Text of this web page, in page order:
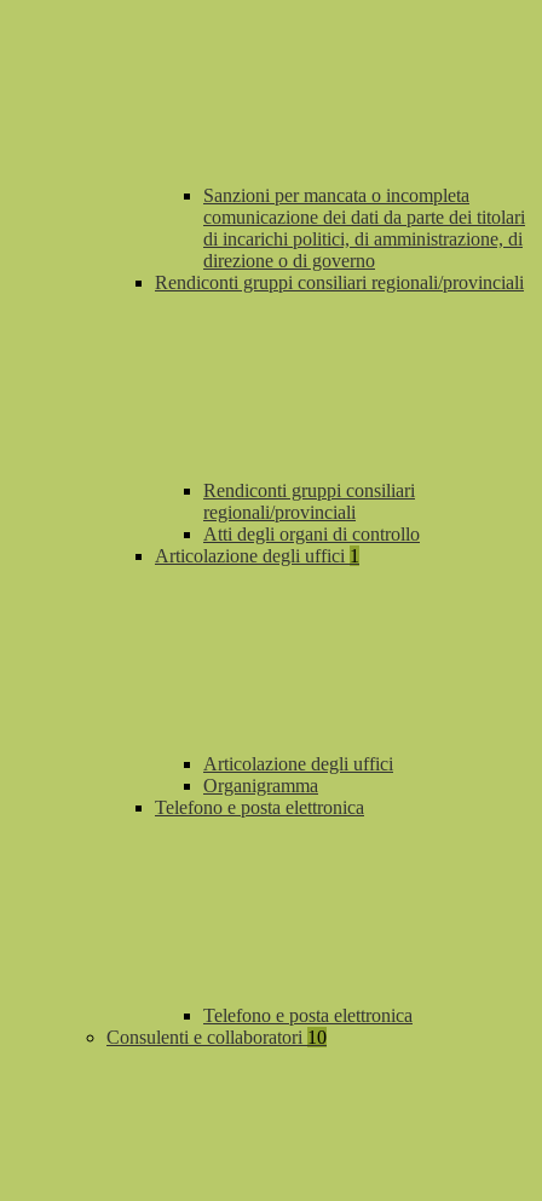
Sanzioni per mancata o incompleta
comunicazione dei dati da parte dei titolari
di incarichi politici, di amministrazione, di
direzione o di governo
Rendiconti gruppi consiliari regionali/provinciali
Rendiconti gruppi consiliari
regionali/provinciali
Atti degli organi di controllo
Articolazione degli uffici 1
Articolazione degli uffici
Organigramma
Telefono e posta elettronica
Telefono e posta elettronica
Consulenti e collaboratori 10